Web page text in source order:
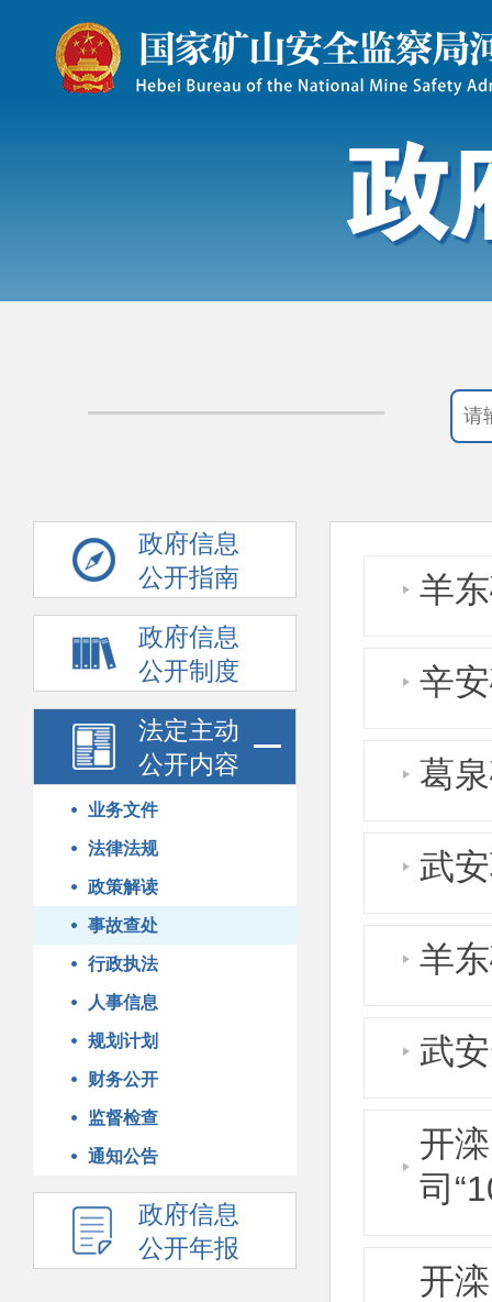
政府信息
公开指南
政府信息
公开制度
法定主动
公开内容
业务文件
法律法规
政策解读
事故查处
行政执法
人事信息
规划计划
财务公开
监督检查
通知公告
政府信息
公开年报
羊
辛
葛
武
羊
武
开
司
开